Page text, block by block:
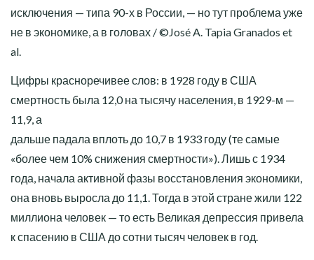
исключения — типа 90-х в России, — но тут проблема уже
не в экономике, а в головах / ©José A. Tapia Granados et
al.
Цифры красноречивее слов: в 1928 году в США
смертность была 12,0 на тысячу населения, в 1929-м —
11,9, а
дальше падала вплоть до 10,7 в 1933 году (те самые
«более чем 10% снижения смертности»). Лишь с 1934
года, начала активной фазы восстановления экономики,
она вновь выросла до 11,1. Тогда в этой стране жили 122
миллиона человек — то есть Великая депрессия привела
к спасению в США до сотни тысяч человек в год.